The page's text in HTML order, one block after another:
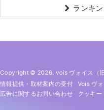
ランキ
Copyright © 2026. vois ヴォイス（
情報提供・取材案内の受付
Vois ヴ
広告に関するお問い合わせ
クッキ